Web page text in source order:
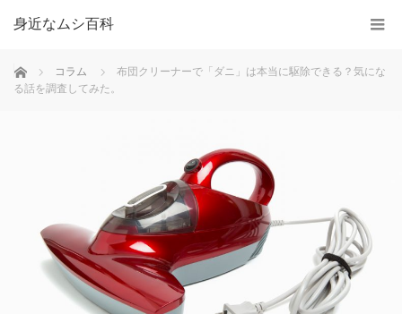
身近なムシ百科
ホーム コラム
布団クリーナーで「ダニ」は本当に駆除できる？気にな
る話を調査してみた。